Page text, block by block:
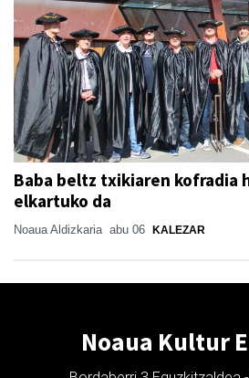
Baba beltz txikiaren kofradia
elkartuko da
Noaua Aldizkaria abu 06 KALEZAR
Noaua Kultur